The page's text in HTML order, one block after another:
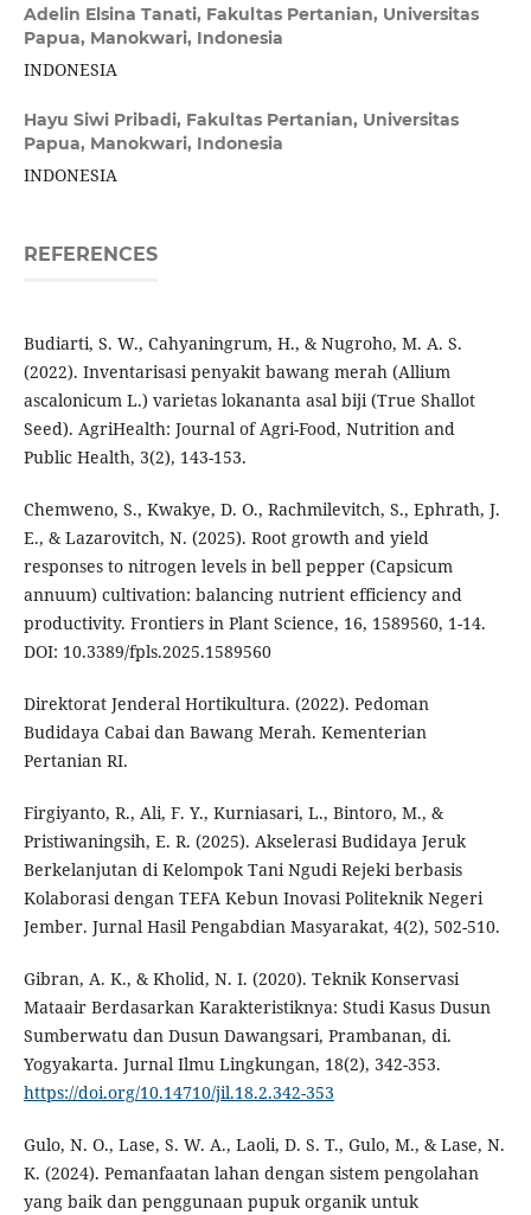
Adelin Elsina Tanati, Fakultas Pertanian, Universitas
Papua, Manokwari, Indonesia
INDONESIA
Hayu Siwi Pribadi, Fakultas Pertanian, Universitas
Papua, Manokwari, Indonesia
INDONESIA
REFERENCES
Budiarti, S. W., Cahyaningrum, H., & Nugroho, M. A. S.
(2022). Inventarisasi penyakit bawang merah (Allium
ascalonicum L.) varietas lokananta asal biji (True Shallot
Seed). AgriHealth: Journal of Agri-Food, Nutrition and
Public Health, 3(2), 143-153.
Chemweno, S., Kwakye, D. O., Rachmilevitch, S., Ephrath, J.
E., & Lazarovitch, N. (2025). Root growth and yield
responses to nitrogen levels in bell pepper (Capsicum
annuum) cultivation: balancing nutrient efficiency and
productivity. Frontiers in Plant Science, 16, 1589560, 1-14.
DOI: 10.3389/fpls.2025.1589560
Direktorat Jenderal Hortikultura. (2022). Pedoman
Budidaya Cabai dan Bawang Merah. Kementerian
Pertanian RI.
Firgiyanto, R., Ali, F. Y., Kurniasari, L., Bintoro, M., &
Pristiwaningsih, E. R. (2025). Akselerasi Budidaya Jeruk
Berkelanjutan di Kelompok Tani Ngudi Rejeki berbasis
Kolaborasi dengan TEFA Kebun Inovasi Politeknik Negeri
Jember. Jurnal Hasil Pengabdian Masyarakat, 4(2), 502-510.
Gibran, A. K., & Kholid, N. I. (2020). Teknik Konservasi
Mataair Berdasarkan Karakteristiknya: Studi Kasus Dusun
Sumberwatu dan Dusun Dawangsari, Prambanan, di.
Yogyakarta. Jurnal Ilmu Lingkungan, 18(2), 342-353.
https://doi.org/10.14710/jil.18.2.342-353
Gulo, N. O., Lase, S. W. A., Laoli, D. S. T., Gulo, M., & Lase, N.
K. (2024). Pemanfaatan lahan dengan sistem pengolahan
yang baik dan penggunaan pupuk organik untuk